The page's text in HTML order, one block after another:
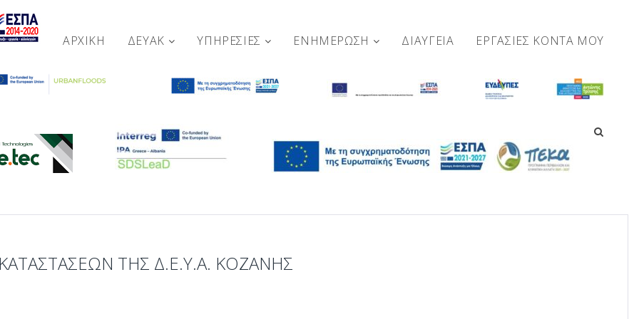
ΑΡΧΙΚΉ ΔΕΥΑΚ ΥΠΗΡΕΣΙΕΣ ΕΝΗΜΕΡΩΣΗ ΔΙΑΥΓΕΙΑ ΕΡΓΑΣΊΕΣ ΚΟΝΤΆ ΜΟΥ
ΤΗΣ Δ.Ε.Υ.Α. ΚΟΖΆΝΗΣ